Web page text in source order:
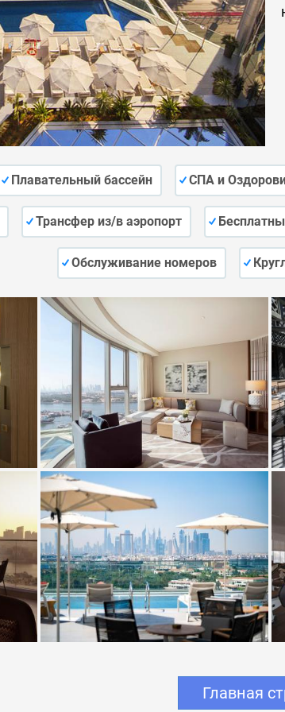
Плавательный бассейн СПА и
Трансфер из/в аэропорт
Обслуживание номеров
Главная